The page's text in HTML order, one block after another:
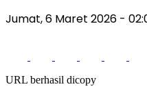
Jumat, 6 Maret 2026 -
URL berhasil dicopy